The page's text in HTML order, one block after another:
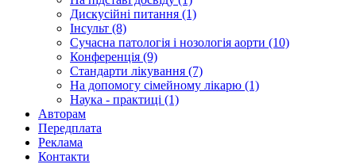
Дискусійні питання (1)
Інсульт (8)
Сучасна патологія і нозологія аорти (10)
Конференція (9)
Стандарти лікування (7)
На допомогу сімейному лікарю (1)
Наука - практиці (1)
Авторам
Передплата
Реклама
Контакти